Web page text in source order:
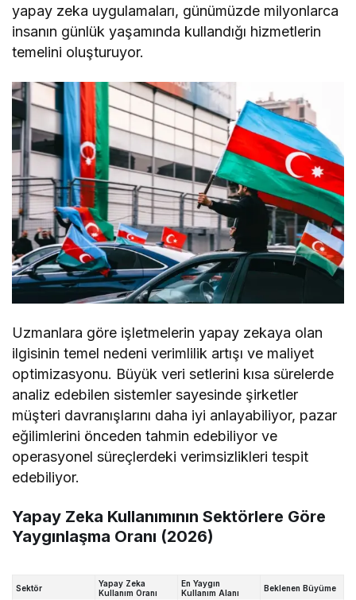
yapay zeka uygulamaları, günümüzde milyonlarca
insanın günlük yaşamında kullandığı hizmetlerin
temelini oluşturuyor.
Uzmanlara göre işletmelerin yapay zekaya olan
ilgisinin temel nedeni verimlilik artışı ve maliyet
optimizasyonu. Büyük veri setlerini kısa sürelerde
analiz edebilen sistemler sayesinde şirketler
müşteri davranışlarını daha iyi anlayabiliyor, pazar
eğilimlerini önceden tahmin edebiliyor ve
operasyonel süreçlerdeki verimsizlikleri tespit
edebiliyor.
Yapay Zeka Kullanımının Sektörlere Göre
Yaygınlaşma Oranı (2026)
Sektör
Yapay Zeka
Kullanım Oranı
En Yaygın
Kullanım Alanı
Beklenen Büyüme